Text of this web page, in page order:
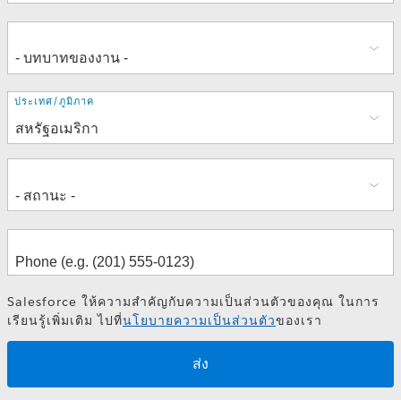
ที่
อยู่
ประเทศ/ภูมิภาค
Salesforce ให้ความสำคัญกับความเป็นส่วนตัวของคุณ ในการ
เรียนรู้เพิ่มเติม ไปที่นโยบายความเป็นส่วนตัวของเรา